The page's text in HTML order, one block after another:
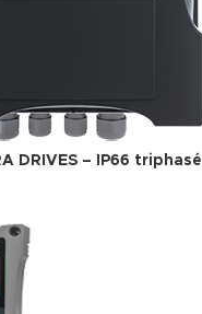
DRIVES – IP66 triphasé